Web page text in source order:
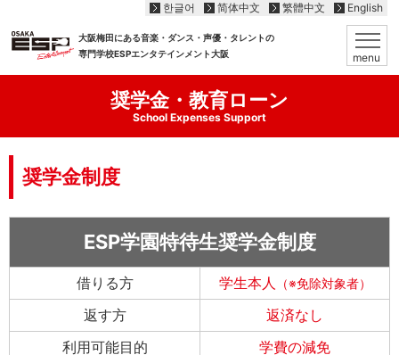
한글어 简体中文 繁體中文 English
大阪梅田にある音楽・ダンス・声優・タレントの
専門学校ESPエンタテインメント大阪
menu
奨学金・教育ローン
School Expenses Support
奨学金制度
ESP学園特待生奨学金制度
借りる方 学生本人 （※免除対象者）
返す方
返済なし
利用可能目的
学費の減免